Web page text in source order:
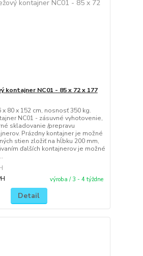
kontajner NC01 - 85 x 72 x 177
80 x 152 cm, nosnosť 350 kg.
NC01 - zásuvné vyhotovenie,
skladovanie /prepravu
Prázdny kontajner je možné
stien zložiť na hĺbku 200 mm,
ďalších kontajnerov je možné
výroba / 3 - 4 týždne
Detail